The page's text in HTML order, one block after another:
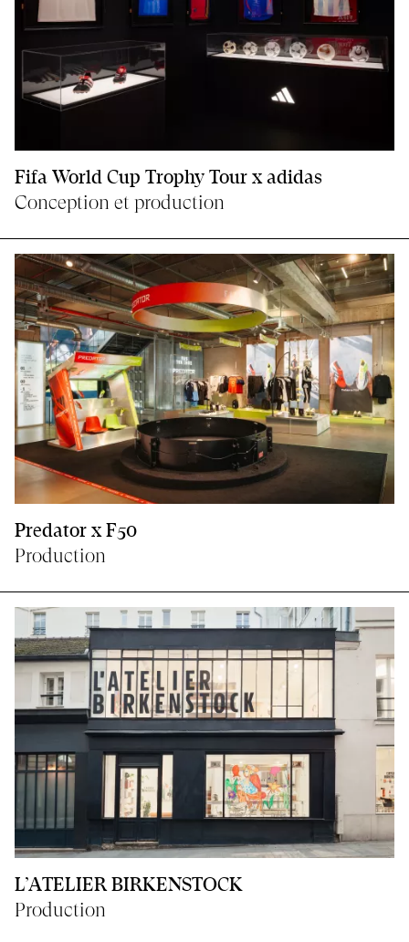
Fifa World Cup Trophy Tour x adidas
Conception et production
Predator x F50
Production
L’ATELIER BIRKENSTOCK
Production